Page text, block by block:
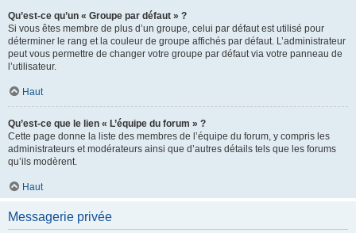
Qu’est-ce qu’un « Groupe par défaut » ?
Si vous êtes membre de plus d’un groupe, celui par défaut est utilisé pour
déterminer le rang et la couleur de groupe affichés par défaut. L’administrateur
peut vous permettre de changer votre groupe par défaut via votre panneau de
l’utilisateur.
Haut
Qu’est-ce que le lien « L’équipe du forum » ?
Cette page donne la liste des membres de l’équipe du forum, y compris les
administrateurs et modérateurs ainsi que d’autres détails tels que les forums
qu’ils modèrent.
Haut
Messagerie privée